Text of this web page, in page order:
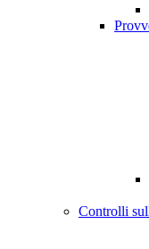
Controlli